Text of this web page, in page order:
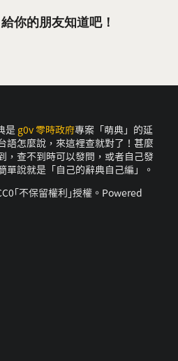
你的朋友知道吧！
是 g0v 零時政府專案「萌典」的延
語怎麼說，來這裡查就對了！甚麼
，查不到時可以發問，或者自己發
單說就是「自己的辭典自己編」。
｢不保留權利｣授權。Powered